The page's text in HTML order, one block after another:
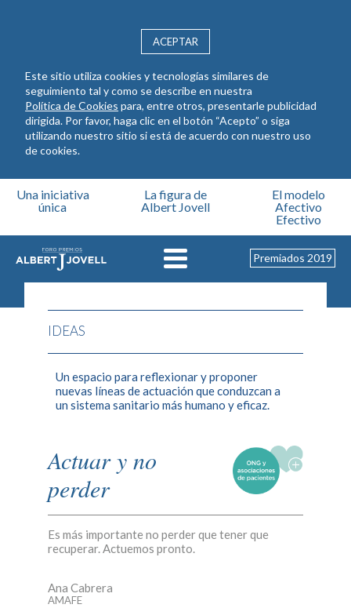
ACEPTAR
Este sitio utiliza cookies y tecnologías similares de
seguimiento tal y como se describe en nuestra
Política de Cookies para, entre otros, presentarle publicidad
dirigida. Por favor, haga clic en el botón “Acepto” o siga
utilizando nuestro sitio si está de acuerdo con nuestro uso
de cookies.
Una iniciativa
única
La figura de
Albert Jovell
El modelo
Afectivo
Efectivo
Premiados 2019
IDEAS
Un espacio para reflexionar y proponer
nuevas líneas de actuación que conduzcan a
un sistema sanitario más humano y eficaz.
Actuar y no
perder
Es más importante no perder que tener que
recuperar. Actuemos pronto.
Ana Cabrera
AMAFE